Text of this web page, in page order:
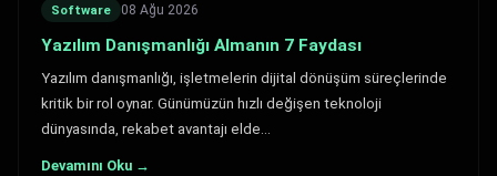
Software 08 Ağu 2026
Yazılım Danışmanlığı Almanın 7 Faydası
Yazılım danışmanlığı, işletmelerin dijital dönüşüm süreçlerinde
kritik bir rol oynar. Günümüzün hızlı değişen teknoloji
dünyasında, rekabet avantajı elde…
Devamını Oku →